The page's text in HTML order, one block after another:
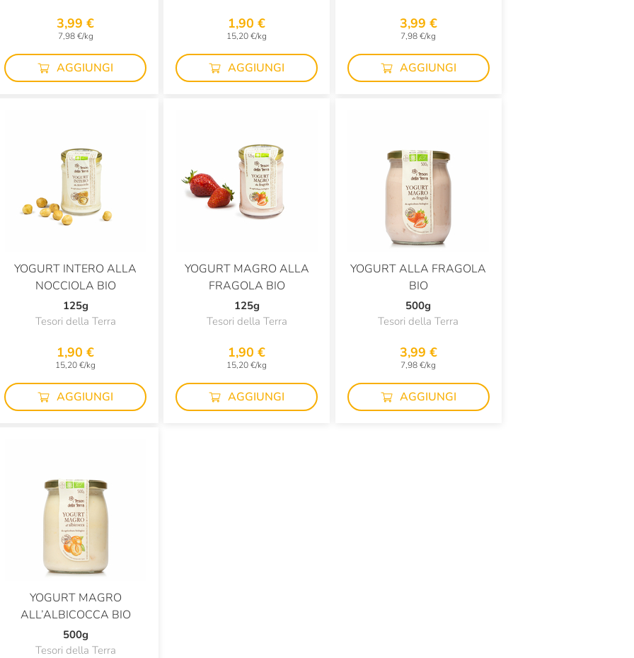
3,99 €
7,98 €/kg
AGGIUNGI
1,90 €
15,20 €/kg
AGGIUNGI
3,99 €
7,98 €/kg
AGGIUNGI
YOGURT INTERO ALLA
NOCCIOLA BIO
125g
Tesori della Terra
1,90 €
15,20 €/kg
AGGIUNGI
YOGURT MAGRO ALLA
FRAGOLA BIO
125g
Tesori della Terra
1,90 €
15,20 €/kg
AGGIUNGI
YOGURT ALLA FRAGOLA
BIO
500g
Tesori della Terra
3,99 €
7,98 €/kg
AGGIUNGI
YOGURT MAGRO
ALL’ALBICOCCA BIO
500g
Tesori della Terra